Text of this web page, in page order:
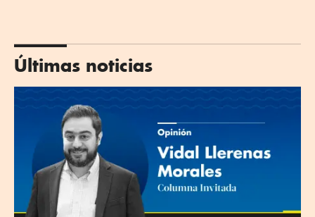
Últimas noticias